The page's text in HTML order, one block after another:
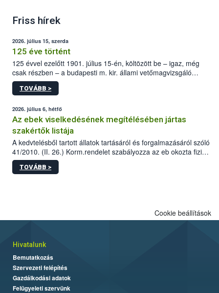
Friss hírek
2026. július 15, szerda
125 éve történt
125 évvel ezelőtt 1901. július 15-én, költözött be – igaz, még
csak részben – a budapesti m. kir. állami vetőmagvizsgáló
állomás a Kis Rókus utca 15. szám alatti, Czigler Győző által
tervezett új épületébe.
TOVÁBB >
2026. július 6, hétfő
Az ebek viselkedésének megítélésében jártas
szakértők listája
A kedvtelésből tartott állatok tartásáról és forgalmazásáról szóló
41/2010. (II. 26.) Korm.rendelet szabályozza az eb okozta fizikai
sérülés, illetve ennek veszélye keletkezésekor felmerülő
hatósági feladatokat, valamint a veszélyes eb tartását és annak
TOVÁBB >
Cookie beállítások
Hivatalunk
Bemutatkozás
Szervezeti felépítés
Gazdálkodási adatok
Felügyeleti szervünk